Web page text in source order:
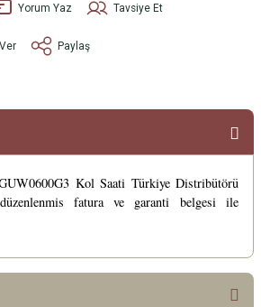
Yorum Yaz Tavsiye Et
Paylaş
Kol Saati Türkiye Distribütörü
fatura ve garanti belgesi ile